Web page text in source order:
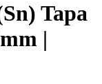
Tapa
|